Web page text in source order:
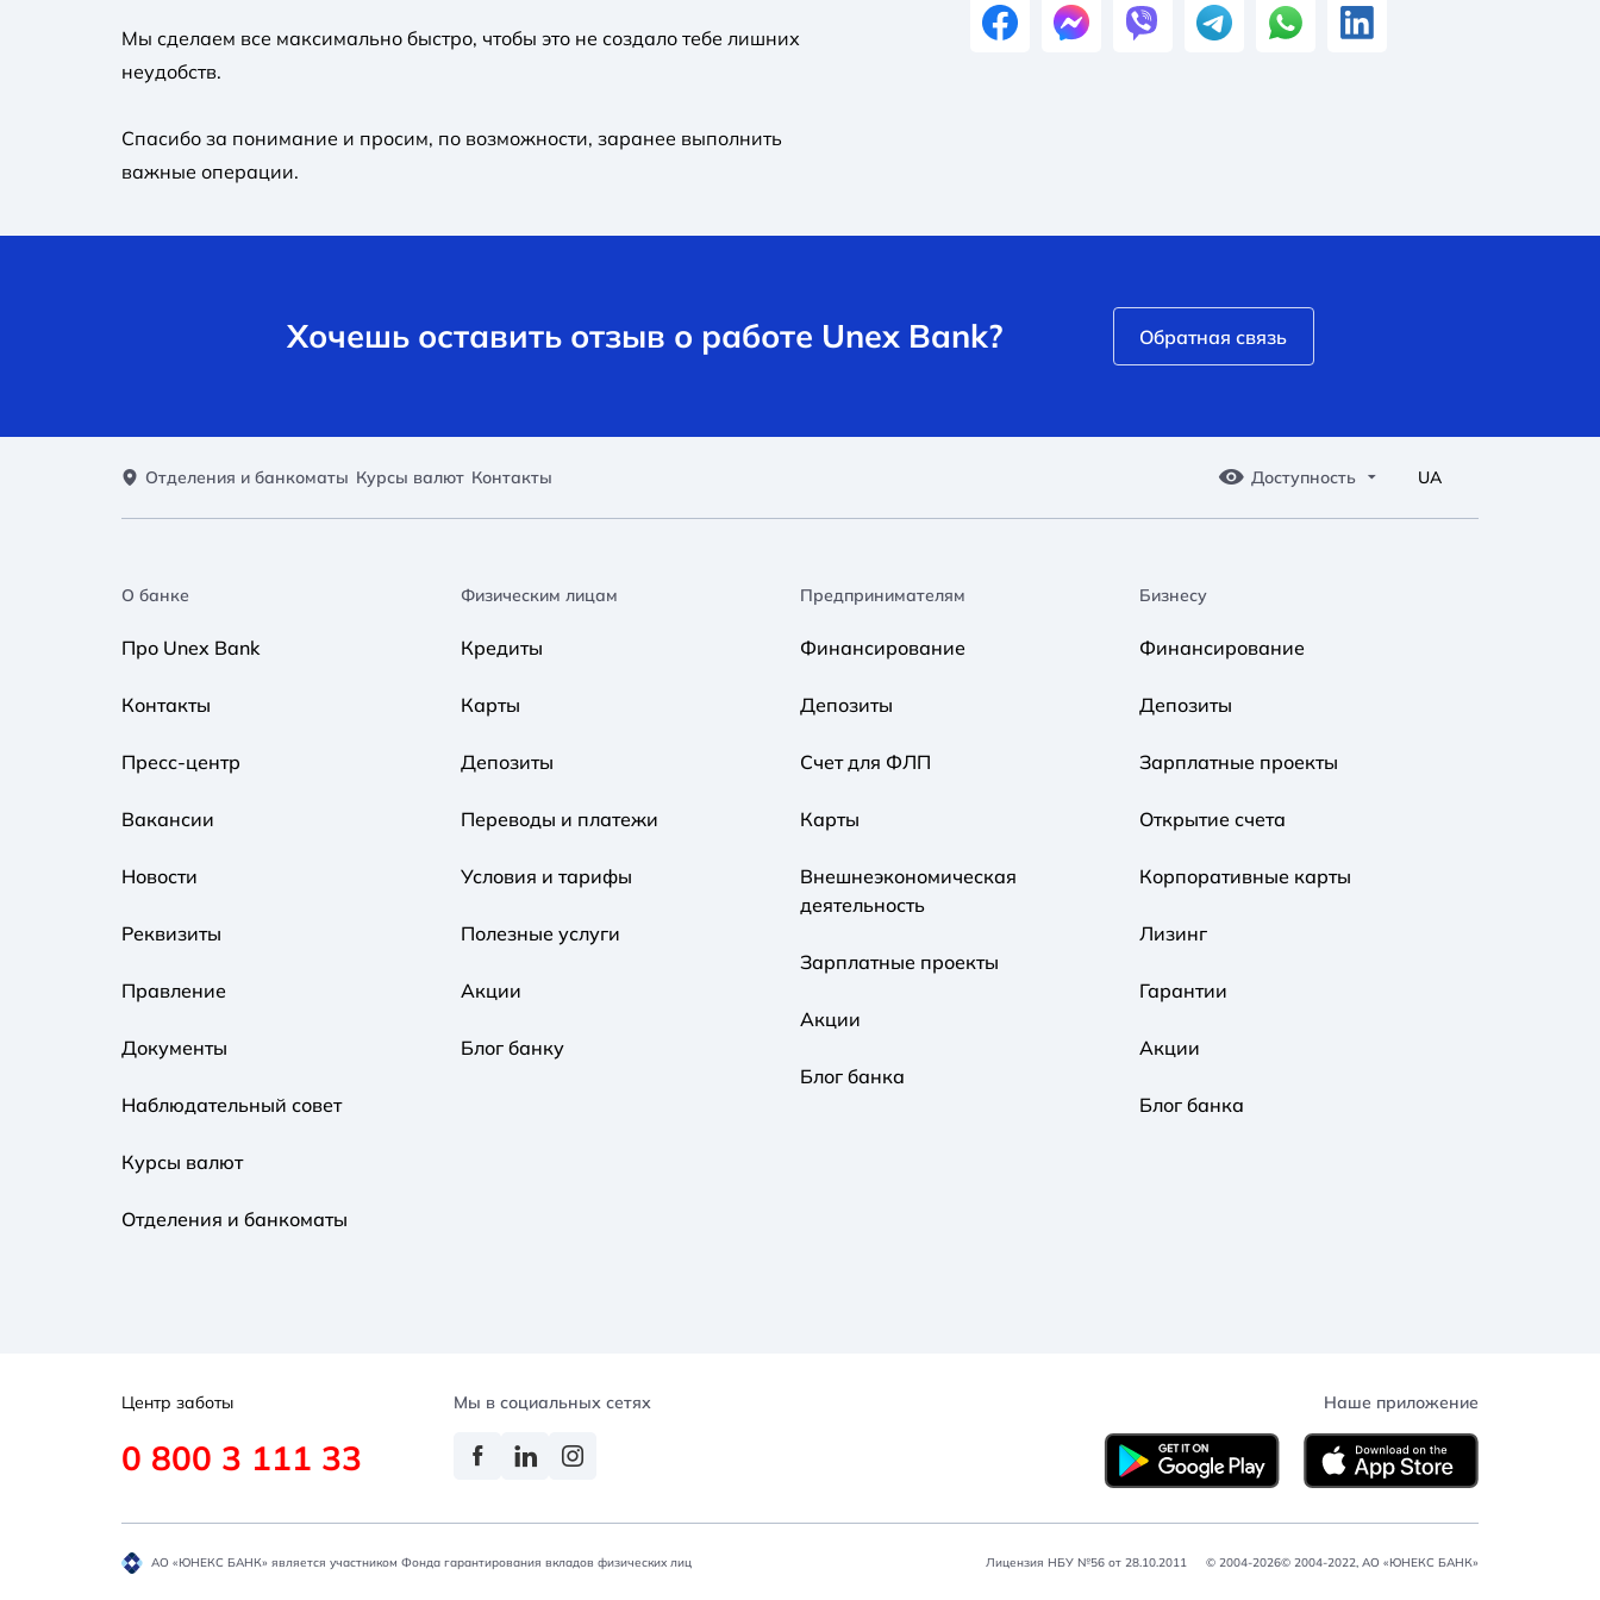
Мы сделаем все максимально быстро, чтобы это не создало тебе лишних
неудобств.
Спасибо за понимание и просим, ​​по возможности, заранее выполнить
важные операции.
Хочешь оставить отзыв о работе Unex Bank? Обратная связь
Отделения и банкоматы Курсы валют Контакты Доступность
Обычный
A A
Средний Большой
A A
UA
О банке
Про Unex Bank
Контакты
Пресс-центр
Вакансии
Новости
Реквизиты
Правление
Документы
Наблюдательный совет
Курсы валют
Отделения и банкоматы
Физическим лицам
Кредиты
Карты
Депозиты
Переводы и платежи
Условия и тарифы
Полезные услуги
Акции
Блог банку
Предпринимателям
Финансирование
Депозиты
Счет для ФЛП
Карты
Внешнеэкономическая
деятельность
Зарплатные проекты
Акции
Блог банка
Бизнесу
Финансирование
Депозиты
Зарплатные проекты
Открытие счета
Корпоративные карты
Лизинг
Гарантии
Акции
Блог банка
Центр заботы
0 800 3 111 33
Наше приложение
Мы в социальных сетях
АО «ЮНЕКС БАНК» является участником Фонда гарантирования вкладов физических лиц Лицензия НБУ №56 от 28.10.2011 © 2004-2026© 2004-2022, АО «ЮНЕКС БАНК»